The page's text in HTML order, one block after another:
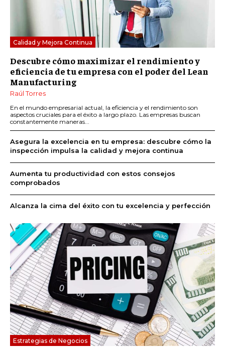
Calidad y Mejora Continua
Descubre cómo maximizar el rendimiento y
eficiencia de tu empresa con el poder del Lean
Manufacturing
Raúl Torres
En el mundo empresarial actual, la eficiencia y el rendimiento son
aspectos cruciales para el éxito a largo plazo. Las empresas buscan
constantemente maneras...
Asegura la excelencia en tu empresa: descubre cómo la
inspección impulsa la calidad y mejora continua
Aumenta tu productividad con estos consejos
comprobados
Alcanza la cima del éxito con tu excelencia y perfección
Estrategias de Negocios